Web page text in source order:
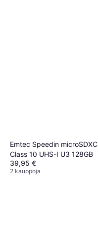
Emtec Speedin microSDXC
Class 10 UHS-I U3 128GB
39,95 €
2 kauppoja